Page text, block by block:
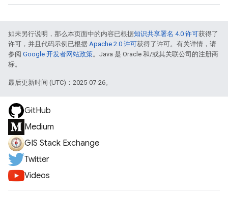
如未另行说明，那么本页面中的内容已根据知识共享署名 4.0 许可获得了
许可，并且代码示例已根据 Apache 2.0 许可获得了许可。有关详情，请
参阅 Google 开发者网站政策。Java 是 Oracle 和/或其关联公司的注册商
标。
最后更新时间 (UTC)：2025-07-26。
GitHub
Medium
GIS Stack Exchange
Twitter
Videos